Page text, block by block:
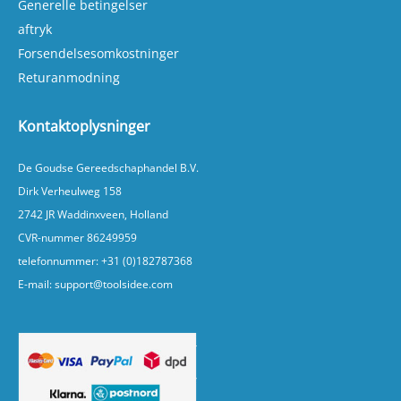
Generelle betingelser
aftryk
Forsendelsesomkostninger
Returanmodning
Kontaktoplysninger
De Goudse Gereedschaphandel B.V.
Dirk Verheulweg 158
2742 JR Waddinxveen, Holland
CVR-nummer 86249959
telefonnummer:+31 (0)182787368
E-mail:support@toolsidee.com